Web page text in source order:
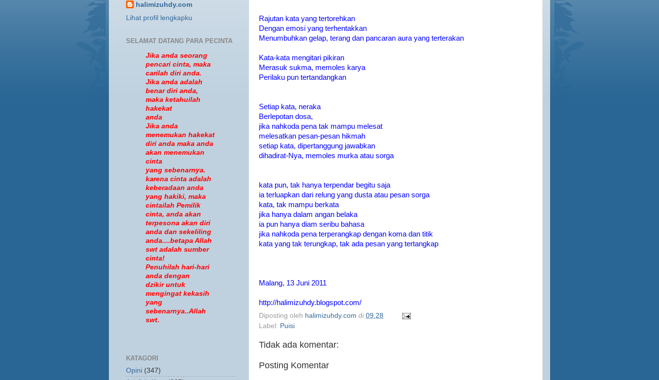
Rajutan kata yang tertorehkan
Dengan emosi yang terhentakkan
Menumbuhkan gelap, terang dan pancaran aura yang terterakan
Kata-kata mengitari pikiran
Merasuk sukma, memoles karya
Perilaku pun tertandangkan
Setiap kata, neraka
Berlepotan dosa,
jika nahkoda pena tak mampu melesat
melesatkan pesan-pesan hikmah
setiap kata, dipertanggung jawabkan
dihadirat-Nya, memoles murka atau sorga
kata pun, tak hanya terpendar begitu saja
ia terluapkan dari relung yang dusta atau pesan sorga
kata, tak mampu berkata
jika hanya dalam angan belaka
ia pun hanya diam seribu bahasa
jika nahkoda pena terperangkap dengan koma dan titik
kata yang tak terungkap, tak ada pesan yang tertangkap
Malang, 13 Juni 2011
http://halimizuhdy.blogspot.com/
Diposting oleh halimizuhdy.com di 09.28
Label: Puisi
Tidak ada komentar:
Posting Komentar
halimizuhdy.com
Lihat profil lengkapku
SELAMAT DATANG PARA PECINTA
Jika anda seorang
pencari cinta, maka
carilah diri anda.
Jika anda adalah
benar diri anda,
maka ketahuilah
hakekat
anda
Jika anda
menemukan hakekat
diri anda maka anda
akan menemukan
cinta
yang sebenarnya.
karena cinta adalah
keberadaan anda
yang hakiki, maka
cintailah Pemilik
cinta, anda akan
terpesona akan diri
anda dan sekeliling
anda....betapa Allah
swt adalah sumber
cinta!
Penuhilah hari-hari
anda dengan
dzikir untuk
mengingat kekasih
yang
sebenarnya..Allah
swt.
KATAGORI
Opini (347)